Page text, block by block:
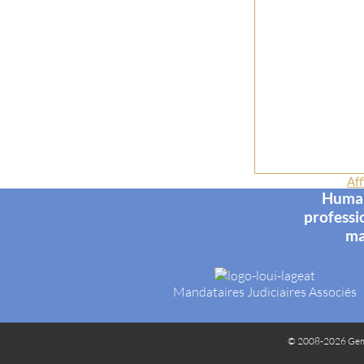
Mandataires Judiciaires Associés
© 2008-2026